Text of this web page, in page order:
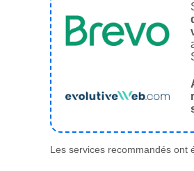
Les services recommandés ont